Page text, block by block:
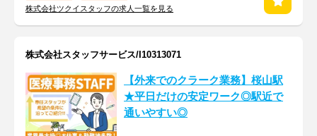
株式会社ツクイスタッフの求人一覧を見る
株式会社スタッフサービス/I10313071
【外来でのクラーク業務】桜山駅
★平日だけの安定ワーク◎駅近で
通いやすい◎